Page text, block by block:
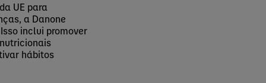
UE para
a Danone
inclui promover
hábitos